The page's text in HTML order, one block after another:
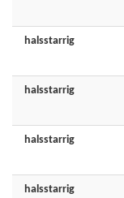
halsstarrig
halsstarrig
halsstarrig
halsstarrig